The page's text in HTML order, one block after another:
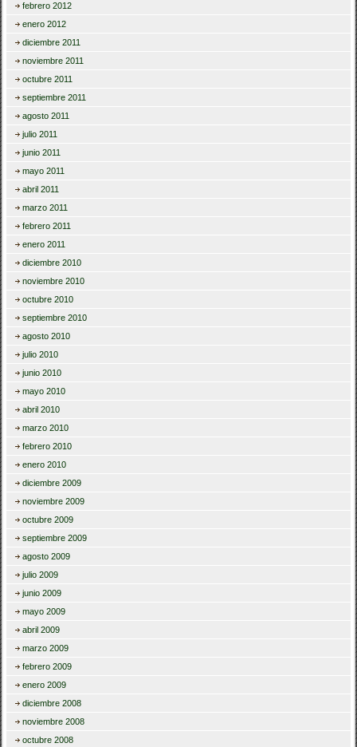
febrero 2012
enero 2012
diciembre 2011
noviembre 2011
octubre 2011
septiembre 2011
agosto 2011
julio 2011
junio 2011
mayo 2011
abril 2011
marzo 2011
febrero 2011
enero 2011
diciembre 2010
noviembre 2010
octubre 2010
septiembre 2010
agosto 2010
julio 2010
junio 2010
mayo 2010
abril 2010
marzo 2010
febrero 2010
enero 2010
diciembre 2009
noviembre 2009
octubre 2009
septiembre 2009
agosto 2009
julio 2009
junio 2009
mayo 2009
abril 2009
marzo 2009
febrero 2009
enero 2009
diciembre 2008
noviembre 2008
octubre 2008